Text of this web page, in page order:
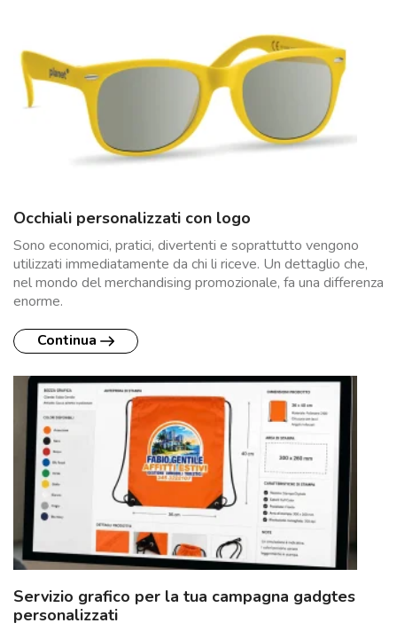
Occhiali personalizzati con logo
Sono economici, pratici, divertenti e soprattutto vengono
utilizzati immediatamente da chi li riceve. Un dettaglio che,
nel mondo del merchandising promozionale, fa una differenza
enorme.
Continua
Servizio grafico per la tua campagna gadgtes
personalizzati